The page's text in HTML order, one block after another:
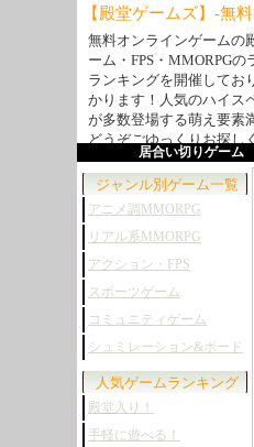
【殿堂ゲームズ】-無
無料オンラインゲームの
ーム・FPS・MMORPG
ランキングを開催してお
かります！人気のハイス
が多数登場する萌え要素
どうぞごゆっくりお探し
居合い切りゲーム
ジャンル別ゲーム一覧
アニメ調MMORPG
リアル系MMORPG
アクション・FPS
スポーツゲーム
コミュニティゲーム
シュミレーション&ボード
人気ゲームランキング
殿堂入り！
手軽に遊べる！